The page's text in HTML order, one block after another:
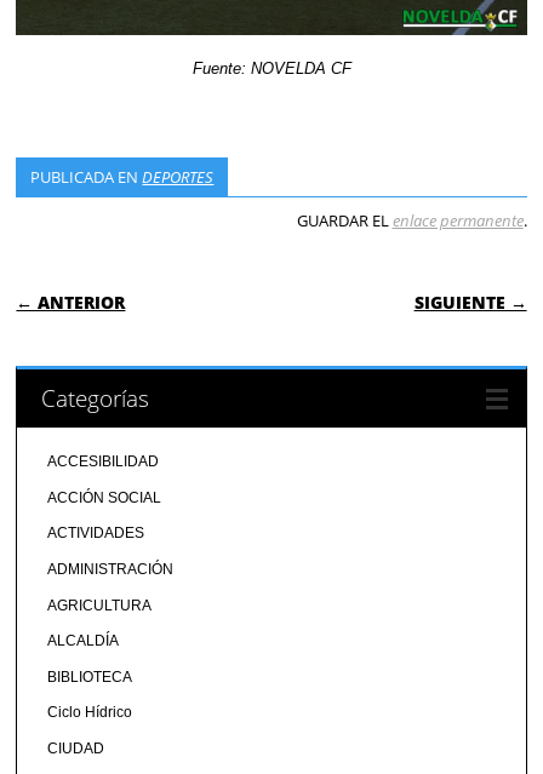
Fuente: NOVELDA CF
PUBLICADA ENDEPORTES
GUARDAR ELenlace permanente.
NAVEGACIÓN DE ENTRADAS
← ANTERIOR SIGUIENTE →
Categorías
ACCESIBILIDAD
ACCIÓN SOCIAL
ACTIVIDADES
ADMINISTRACIÓN
AGRICULTURA
ALCALDÍA
BIBLIOTECA
Ciclo Hídrico
CIUDAD